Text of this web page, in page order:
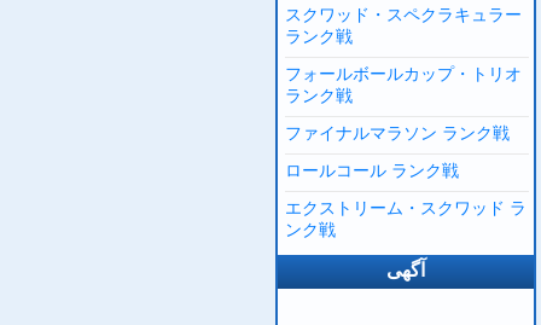
スクワッド・スペクラキュラー
ランク戦
フォールボールカップ・トリオ
ランク戦
ファイナルマラソン ランク戦
ロールコール ランク戦
エクストリーム・スクワッド ラ
ンク戦
آگهی